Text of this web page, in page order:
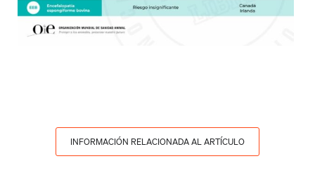
INFORMACIÓN RELACIONADA AL ARTÍCULO